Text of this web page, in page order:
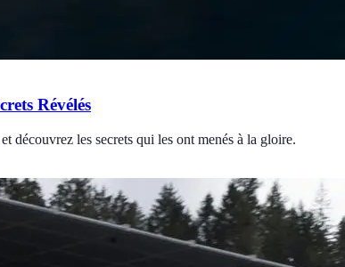
Révélés
découvrez les secrets qui les ont menés à la gloire.